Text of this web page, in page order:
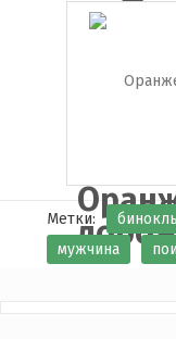
Метки: бинокль
мужчина